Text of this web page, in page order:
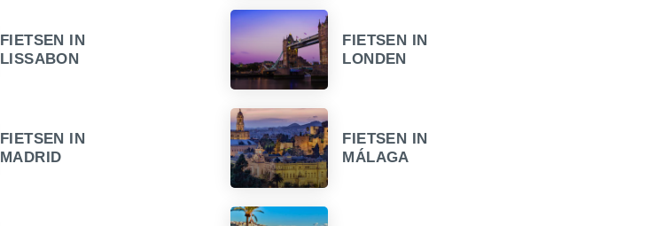
FIETSEN IN
LISSABON
FIETSEN IN
LONDEN
FIETSEN IN
MADRID
FIETSEN IN
MÁLAGA